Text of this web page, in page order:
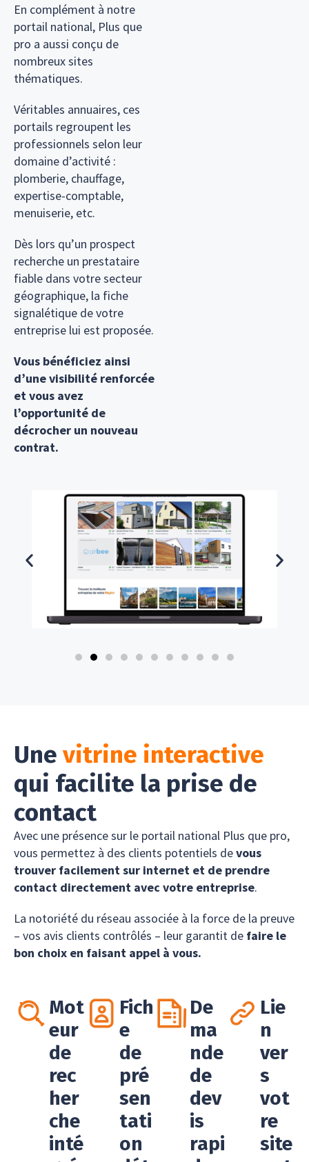
En complément à notre
portail national, Plus que
pro a aussi conçu de
nombreux sites
thématiques.
Véritables annuaires, ces
portails regroupent les
professionnels selon leur
domaine d’activité :
plomberie, chauffage,
expertise-comptable,
menuiserie, etc.
Dès lors qu’un prospect
recherche un prestataire
fiable dans votre secteur
géographique, la fiche
signalétique de votre
entreprise lui est proposée.
Vous bénéficiez ainsi
d’une visibilité renforcée
et vous avez
l’opportunité de
décrocher un nouveau
contrat.
Une vitrine interactive
qui facilite la prise de
contact
Avec une présence sur le portail national Plus que pro,
vous permettez à des clients potentiels devous
trouver facilement sur internet et de prendre
contact directement avec votre entreprise.
La notoriété du réseau associée à la force de la preuve
– vos avis clients contrôlés – leur garantit de faire le
bon choix en faisant appel à vous.
Mot
eur
de
rec
her
che
inté
Fich
e
de
pré
sen
tati
on
De
ma
nde
de
dev
is
rapi
Lie
n
ver
s
vot
re
site